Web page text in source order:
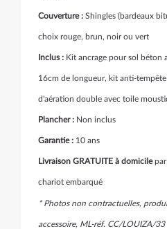
Couverture : Shingles (bardeaux
choix rouge, brun, noir ou vert
Inclus : Kit ancrage pour sol béton
16cm de longueur, kit anti-
d'aération double avec toile
Plancher : Non inclus
Garantie : 10 ans
Livraison GRATUITE à domicile
chariot embarqué
* Photos non contractuelles,
accessoire, ML-réf. CC/LOUIZA/33